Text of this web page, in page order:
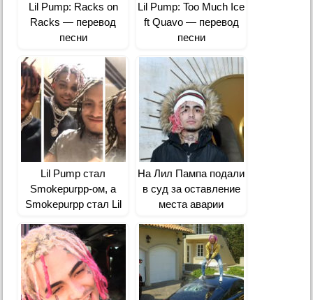
Lil Pump: Racks on
Racks — перевод
песни
Lil Pump: Too Much Ice
ft Quavo — перевод
песни
Lil Pump стал
Smokepurpp-ом, а
Smokepurpp стал Lil
На Лил Пампа подали
в суд за оставление
места аварии